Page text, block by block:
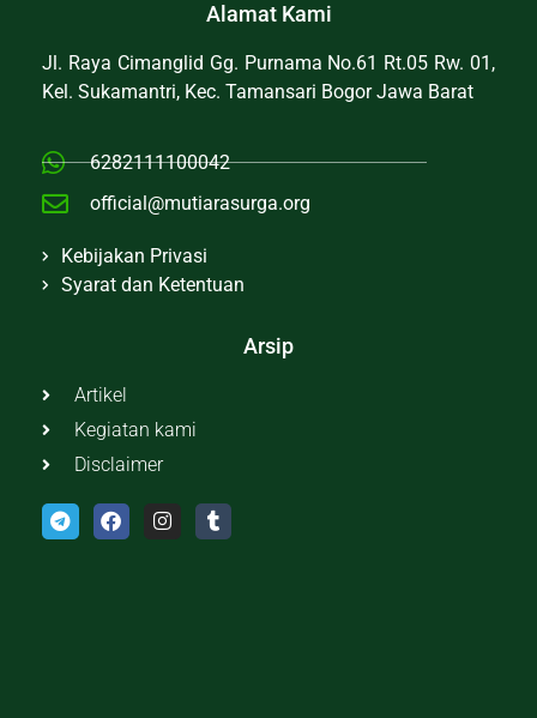
Alamat Kami
Jl. Raya Cimanglid Gg. Purnama No.61 Rt.05 Rw. 01,
Kel. Sukamantri, Kec. Tamansari Bogor Jawa Barat
6282111100042
official@mutiarasurga.org
Kebijakan Privasi
Syarat dan Ketentuan
Arsip
Artikel
Kegiatan kami
Disclaimer